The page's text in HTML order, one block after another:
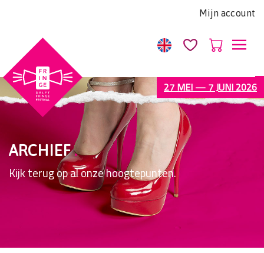
website
bevat
een
toegankelijkheidssysteem.
Mijn account
27 MEI — 7 JUNI 2026
ARCHIEF.
Kijk terug op al onze hoogtepunten.